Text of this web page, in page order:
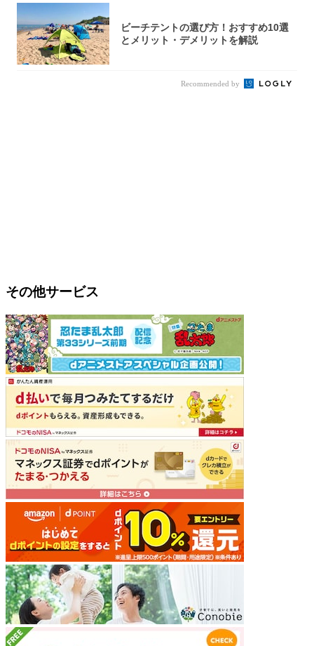
ビーチテントの選び方！おすすめ10選
とメリット・デメリットを解説
Recommended by
その他サービス